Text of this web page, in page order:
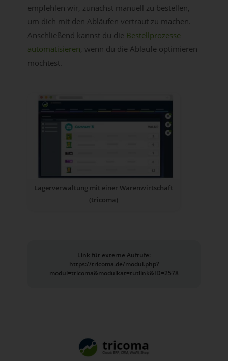
empfehlen wir, zunächst manuell zu bestellen,
um dich mit den Abläufen vertraut zu machen.
Anschließend kannst du die Bestellprozesse
automatisieren, wenn du die Abläufe optimieren
möchtest.
Lagerverwaltung mit einer Warenwirtschaft
(tricoma)
Link für externe Aufrufe:
https://tricoma.de/modul.php?
modul=tricoma&modulkat=tutlink&ID=2578